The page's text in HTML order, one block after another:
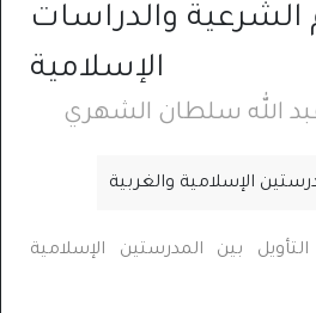
الشرعية والدراسات
الإسلامية
عبد الله سلطان الشهري
الإسلامية والغربية
بين المدرستين الإسلامية